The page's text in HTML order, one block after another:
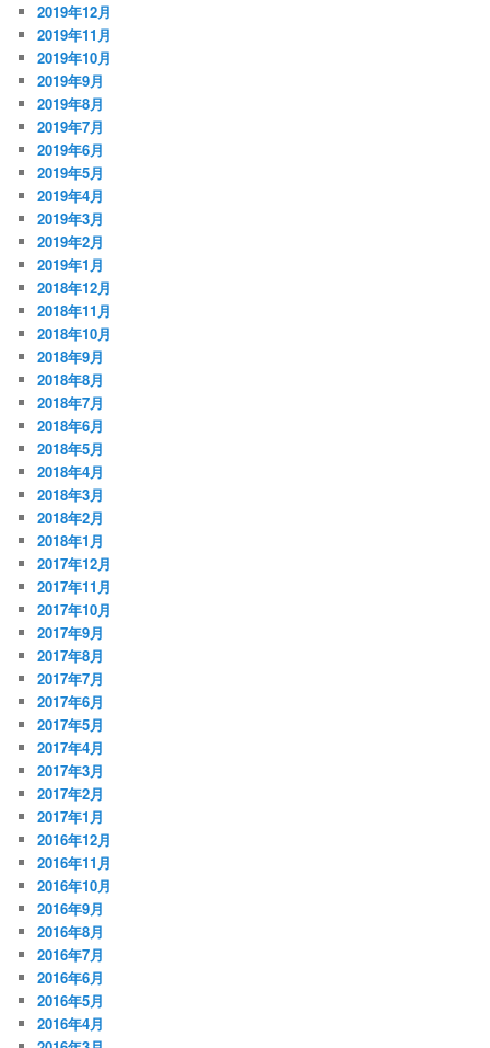
2019年12月
2019年11月
2019年10月
2019年9月
2019年8月
2019年7月
2019年6月
2019年5月
2019年4月
2019年3月
2019年2月
2019年1月
2018年12月
2018年11月
2018年10月
2018年9月
2018年8月
2018年7月
2018年6月
2018年5月
2018年4月
2018年3月
2018年2月
2018年1月
2017年12月
2017年11月
2017年10月
2017年9月
2017年8月
2017年7月
2017年6月
2017年5月
2017年4月
2017年3月
2017年2月
2017年1月
2016年12月
2016年11月
2016年10月
2016年9月
2016年8月
2016年7月
2016年6月
2016年5月
2016年4月